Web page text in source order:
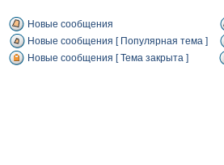
Новые сообщения
Новые сообщения [ Популярная тема ]
Новые сообщения [ Тема закрыта ]